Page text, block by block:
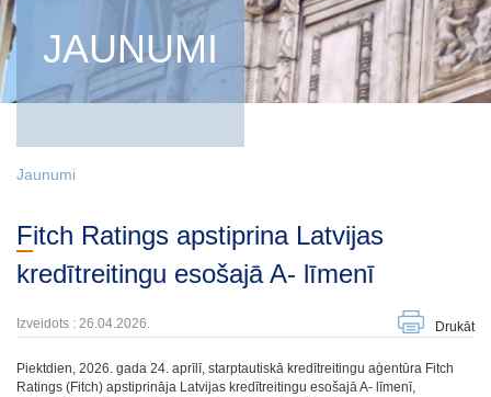
JAUNUMI
Jaunumi
Fitch Ratings apstiprina Latvijas
kredītreitingu esošajā A- līmenī
Izveidots : 26.04.2026. Drukāt
Piektdien, 2026. gada 24. aprīlī, starptautiskā kredītreitingu aģentūra Fitch
Ratings (Fitch) apstiprināja Latvijas kredītreitingu esošajā A- līmenī,